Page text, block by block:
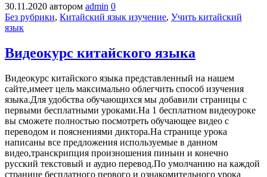
30.11.2020 автором admin 0
Без рубрики, Китайский язык изучение, Учить китайский
язык
Видеокурс китайского языка
Видеокурс китайского языка представленный на нашем
сайте,имеет цель максимально облегчить способ изучения
языка.Для удобства обучающихся мы добавили страницы с
первыми бесплатными уроками.На 1 бесплатном видеоуроке
вы сможете полностью посмотреть обучающее видео с
переводом и пояснениями диктора.На странице урока
написаны все предложения используемые в данном
видео,транскрипция произношения пиньин и конечно
русский текстовый и аудио перевод.По умолчанию на каждой
странице бесплатного первого и ознакомительного урока